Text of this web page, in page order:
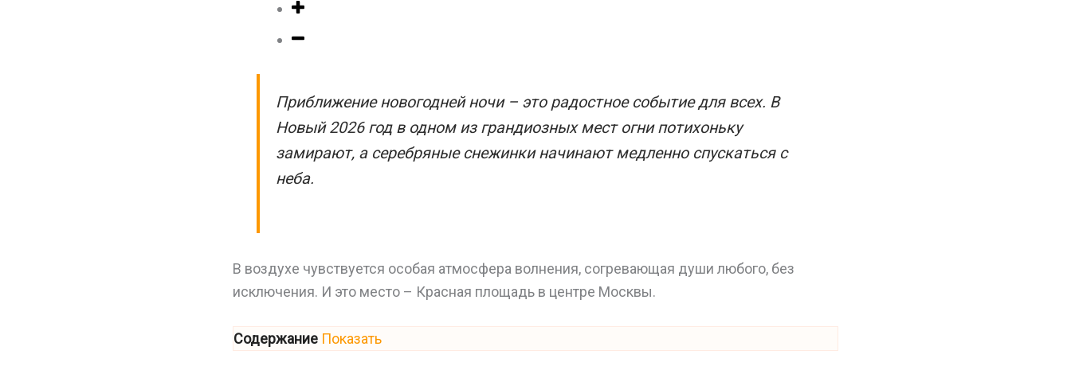
Приближение новогодней ночи – это радостное событие для всех. В
Новый 2026 год в одном из грандиозных мест огни потихоньку
замирают, а серебряные снежинки начинают медленно спускаться с
неба.
В воздухе чувствуется особая атмосфера волнения, согревающая души любого, без
исключения. И это место – Красная площадь в центре Москвы.
Содержание Показать